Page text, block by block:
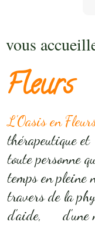
vous
Fleurs
L'Oasis en
thérapeutique
toute personne
temps en pleine
travers de la
d'aide, d'une